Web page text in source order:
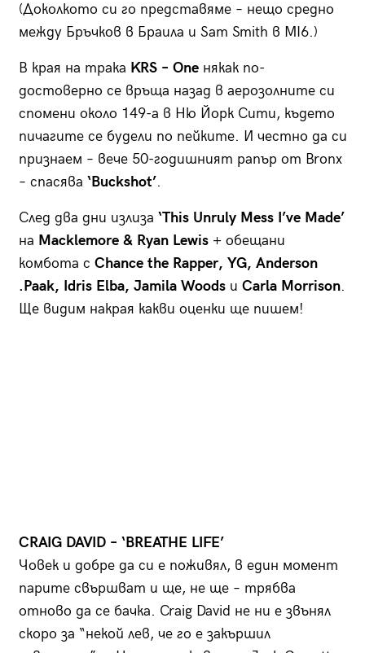
(Доколкото си го представяме – нещо средно
между Бръчков в Браила и Sam Smith в MI6.)
В края на трака KRS – Oneнякак по-
достоверно се връща назад в аерозолните си
спомени около 149-а в Ню Йорк Сити, където
пичагите се будели по пейките. И честно да си
признаем – вече 50-годишният рапър от Bronx
– спасява ‘Buckshot’.
След два дни излиза ‘This Unruly Mess I’ve Мade’
на Macklemore & Ryan Lewis+ обещани
комбота с Chance the Rapper, YG, Anderson
.Paak, Idris Elba, Jamila Woods и Carla Morrison.
Ще видим накрая какви оценки ще пишем!
CRAIG DAVID – ‘BREATHE LIFE’
Човек и добре да си е поживял, в един момент
парите свършват и ще, не ще – трябва
отново да се бачка. Craig David не ни е звънял
скоро за “некой лев, че го е закършил